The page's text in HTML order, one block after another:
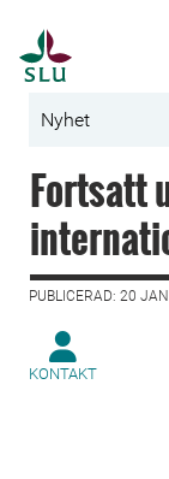
Nyhet
Fortsatt
PUBLICERAD: 20
KONTAKT